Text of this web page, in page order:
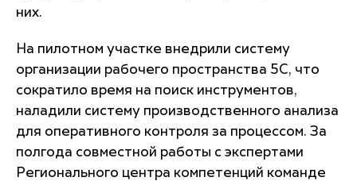
них.
На пилотном участке внедрили систему
организации рабочего пространства 5С, что
сократило время на поиск инструментов,
наладили систему производственного анализа
для оперативного контроля за процессом. За
полгода совместной работы с экспертами
Регионального центра компетенций команде